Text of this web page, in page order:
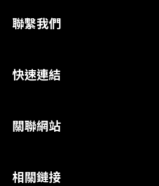
聯繫我們
快速連結
關聯網站
相關鏈接